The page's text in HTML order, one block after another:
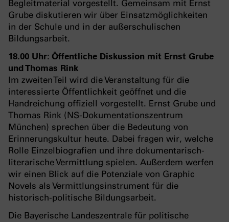
Begleitmaterial vorgestellt. Gemeinsam mit Ernst
Grube diskutieren wir über Einsatzmöglichkeiten
in der Schule und in der außerschulischen
Bildungsarbeit.
18.00 Uhr: Öffentliche Diskussion mit Ernst Grube
und Thomas Rink
Im zweiten Teil wird die Veranstaltung für die
interessierte Öffentlichkeit geöffnet und die
Handreichung offiziell vorgestellt. Ernst Grube und
Thomas Rink (NS-Dokumentationszentrum
München) sprechen über die Bedeutung von
Erinnerungskultur heute. Dabei fragen wir, welche
Rolle Einzelbiografien und ihre dokumentarisch-
literarische Vermittlung spielen. Außerdem werfen
wir einen Blick auf die Potenziale von Graphic
Novels als Vermittlungsinstrument für die
historisch-politische Bildungsarbeit.
Die Bayerische Landeszentrale für politische